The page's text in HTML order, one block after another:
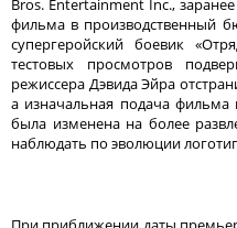
фильма в производственный
супергеройский боевик
тестовых просмотров
режиссера Дэвида Эйра
а изначальная подача
была изменена на более
наблюдать по эволюции